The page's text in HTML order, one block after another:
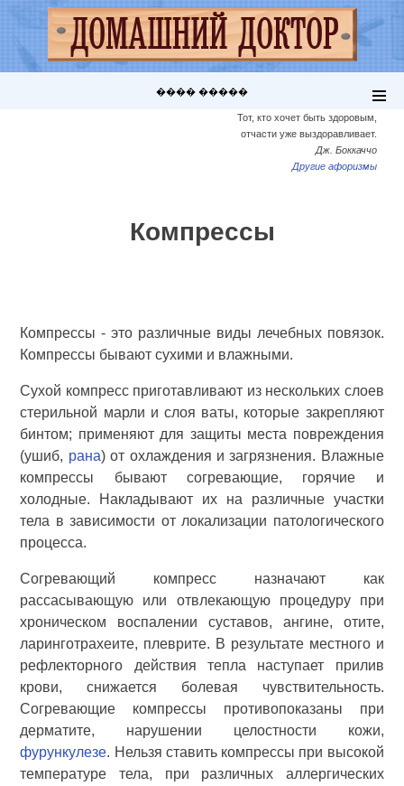
���� �����
Тот, кто хочет быть здоровым,
отчасти уже выздоравливает.
Дж. Боккаччо
Другие афоризмы
Компрессы
Компрессы - это различные виды лечебных повязок.
Компрессы бывают сухими и влажными.
Сухой компресс приготавливают из нескольких слоев
стерильной марли и слоя ваты, которые закрепляют
бинтом; применяют для защиты места повреждения
(ушиб, рана) от охлаждения и загрязнения. Влажные
компрессы бывают согревающие, горячие и
холодные. Накладывают их на различные участки
тела в зависимости от локализации патологического
процесса.
Согревающий компресс назначают как
рассасывающую или отвлекающую процедуру при
хроническом воспалении суставов, ангине, отите,
ларинготрахеите, плеврите. В результате местного и
рефлекторного действия тепла наступает прилив
крови, снижается болевая чувствительность.
Согревающие компрессы противопоказаны при
дерматите, нарушении целостности кожи,
фурункулезе. Нельзя ставить компрессы при высокой
температуре тела, при различных аллергических